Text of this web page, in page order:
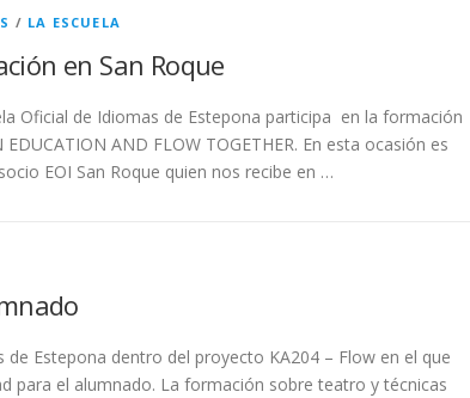
/ LA ESCUELA
en San Roque
Oficial de Idiomas de Estepona participa en la formación
EDUCATION AND FLOW TOGETHER. En esta ocasión es
EOI San Roque quien nos recibe en …
de Estepona dentro del proyecto KA204 – Flow en el que
para el alumnado. La formación sobre teatro y técnicas